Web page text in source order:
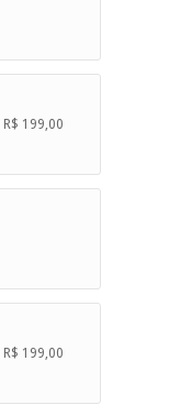
R$ 199,00
R$ 199,00